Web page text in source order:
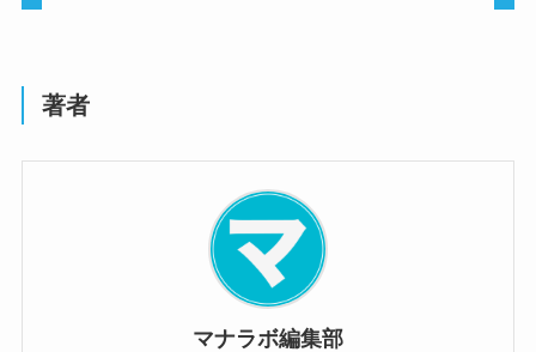
著者
マナラボ編集部